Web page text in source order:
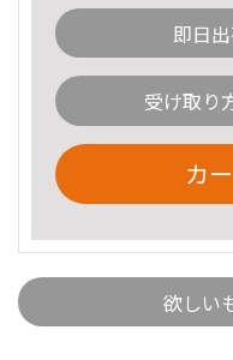
即日
受け取り
カ
欲しい